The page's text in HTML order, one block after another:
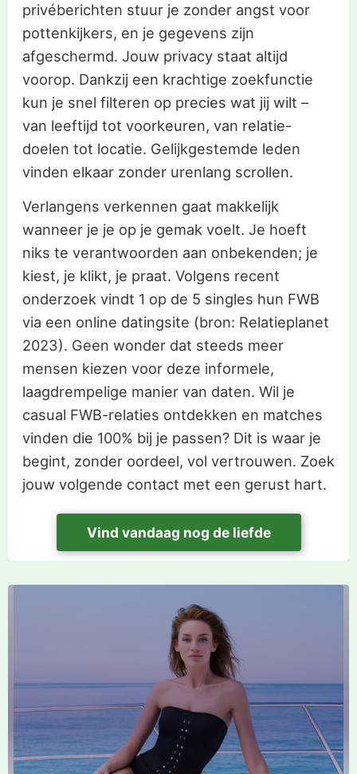
privéberichten stuur je zonder angst voor
pottenkijkers, en je gegevens zijn
afgeschermd. Jouw privacy staat altijd
voorop. Dankzij een krachtige zoekfunctie
kun je snel filteren op precies wat jij wilt –
van leeftijd tot voorkeuren, van relatie-
doelen tot locatie. Gelijkgestemde leden
vinden elkaar zonder urenlang scrollen.
Verlangens verkennen gaat makkelijk
wanneer je je op je gemak voelt. Je hoeft
niks te verantwoorden aan onbekenden; je
kiest, je klikt, je praat. Volgens recent
onderzoek vindt 1 op de 5 singles hun FWB
via een online datingsite (bron: Relatieplanet
2023). Geen wonder dat steeds meer
mensen kiezen voor deze informele,
laagdrempelige manier van daten. Wil je
casual FWB-relaties ontdekken en matches
vinden die 100% bij je passen? Dit is waar je
begint, zonder oordeel, vol vertrouwen. Zoek
jouw volgende contact met een gerust hart.
Vind vandaag nog de liefde